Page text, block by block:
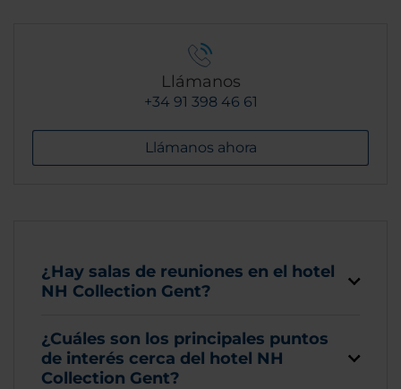
Llámanos
+34 91 398 46 61
Llámanos ahora
¿Hay salas de reuniones en el hotel
NH Collection Gent?
¿Cuáles son los principales puntos
de interés cerca del hotel NH
Collection Gent?